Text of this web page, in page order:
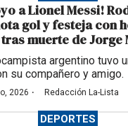
a Lionel Messi!
gol y festeja con
muerte de Jorge
argentino tuvo
su compañero y amigo.
2026 · Redacción La-Lista
DEPORTES